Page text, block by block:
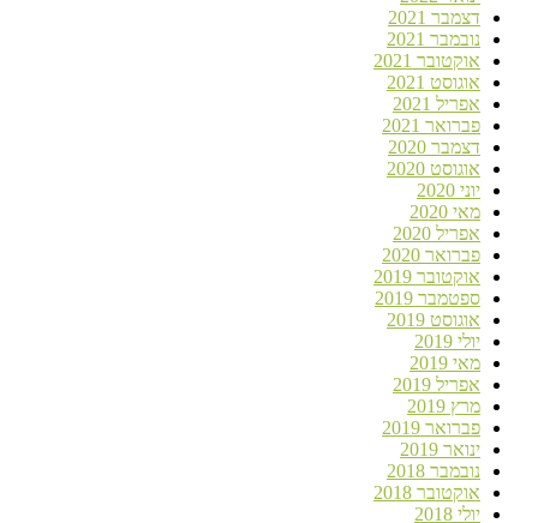
דצמבר 2021
נובמבר 2021
אוקטובר 2021
אוגוסט 2021
אפריל 2021
פברואר 2021
דצמבר 2020
אוגוסט 2020
יוני 2020
מאי 2020
אפריל 2020
פברואר 2020
אוקטובר 2019
ספטמבר 2019
אוגוסט 2019
יולי 2019
מאי 2019
אפריל 2019
מרץ 2019
פברואר 2019
ינואר 2019
נובמבר 2018
אוקטובר 2018
יולי 2018